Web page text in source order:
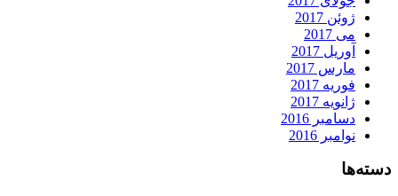
ژوئن 2017
می 2017
آوریل 2017
مارس 2017
فوریه 2017
ژانویه 2017
دسامبر 2016
نوامبر 2016
دسته‌ها